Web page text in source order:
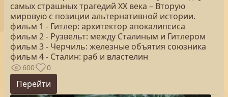
самых страшных трагедий ХХ века – Вторую
мировую с позиции альтернативной истории.
фильм 1 - Гитлер: архитектор апокалипсиса
фильм 2 - Рузвельт: между Сталиным и Гитлером
фильм 3 - Черчиль: железные объятия союзника
фильм 4 - Сталин: раб и властелин
600 0
Перейти